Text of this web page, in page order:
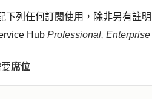
下列任何訂閱使用，除非另有註明
Hub Professional, Enterprise
席位